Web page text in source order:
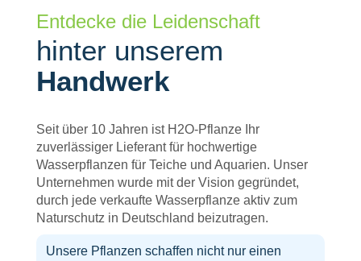
Entdecke die Leidenschaft
hinter unserem
Handwerk
Seit über 10 Jahren ist H2O-Pflanze Ihr
zuverlässiger Lieferant für hochwertige
Wasserpflanzen für Teiche und Aquarien. Unser
Unternehmen wurde mit der Vision gegründet,
durch jede verkaufte Wasserpflanze aktiv zum
Naturschutz in Deutschland beizutragen.
Unsere Pflanzen schaffen nicht nur einen